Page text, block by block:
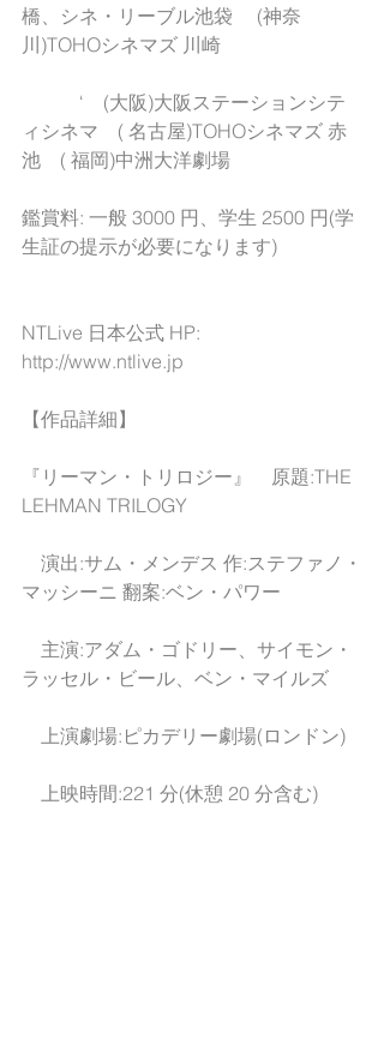
橋、シネ・リーブル池袋　 (神奈
川)TOHOシネマズ 川崎
‘　(大阪)大阪ステーションシテ
ィシネマ　( 名古屋)TOHOシネマズ 赤
池　( 福岡)中洲大洋劇場
鑑賞料: 一般 3000 円、学生 2500 円(学
生証の提示が必要になります)
NTLive 日本公式 HP:
http://www.ntlive.jp
【作品詳細】
『リーマン・トリロジー』　原題:THE
LEHMAN TRILOGY
演出:サム・メンデス 作:ステファノ・
マッシーニ 翻案:ベン・パワー
主演:アダム・ゴドリー、サイモン・
ラッセル・ビール、ベン・マイルズ
上演劇場:ピカデリー劇場(ロンドン)
上映時間:221 分(休憩 20 分含む)